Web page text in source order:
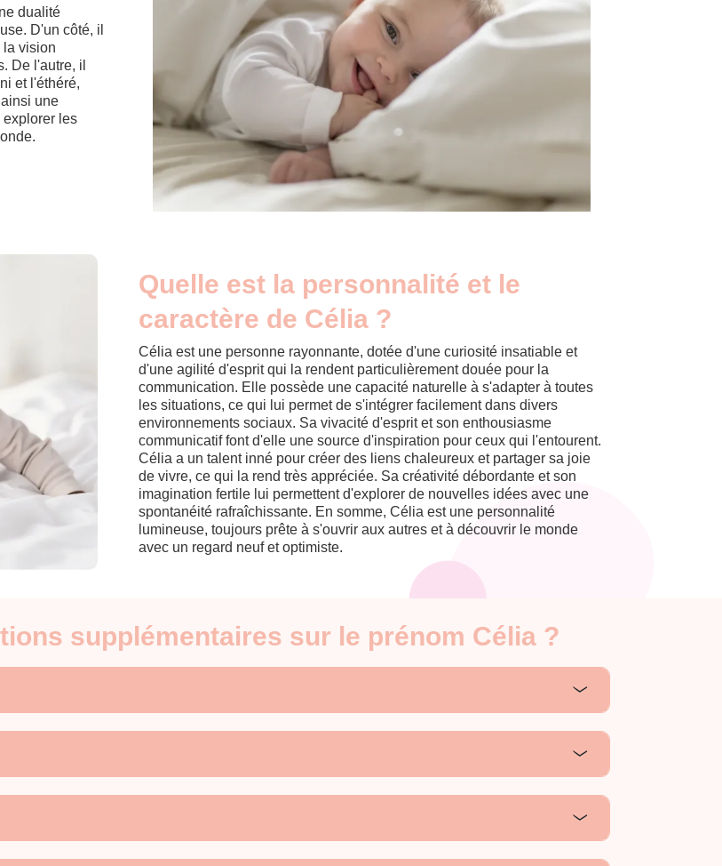
dualité
D'un côté, il
la vision
De l'autre, il
et l'éthéré,
une
explorer les
Quelle est la personnalité et le
caractère de Célia ?
Célia est une personne rayonnante, dotée d'une curiosité insatiable et
d'une agilité d'esprit qui la rendent particulièrement douée pour la
communication. Elle possède une capacité naturelle à s'adapter à toutes
les situations, ce qui lui permet de s'intégrer facilement dans divers
environnements sociaux. Sa vivacité d'esprit et son enthousiasme
communicatif font d'elle une source d'inspiration pour ceux qui l'entourent.
Célia a un talent inné pour créer des liens chaleureux et partager sa joie
de vivre, ce qui la rend très appréciée. Sa créativité débordante et son
imagination fertile lui permettent d'explorer de nouvelles idées avec une
spontanéité rafraîchissante. En somme, Célia est une personnalité
lumineuse, toujours prête à s'ouvrir aux autres et à découvrir le monde
avec un regard neuf et optimiste.
supplémentaires sur le prénom Célia ?